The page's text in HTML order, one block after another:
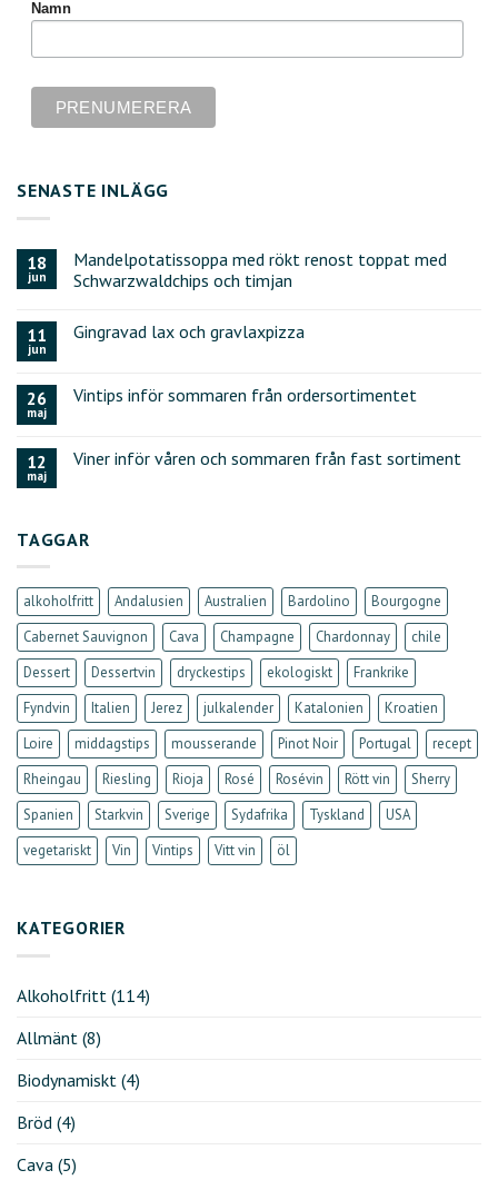
Namn
SENASTE INLÄGG
18
jun
Mandelpotatissoppa med rökt renost toppat med
Schwarzwaldchips och timjan
11
jun
Gingravad lax och gravlaxpizza
26
maj
Vintips inför sommaren från ordersortimentet
12
maj
Viner inför våren och sommaren från fast sortiment
TAGGAR
alkoholfritt Andalusien Australien Bardolino
Bourgogne
Cabernet Sauvignon
Cava Champagne Chardonnay
chile
Dessert
Dessertvin dryckestips ekologiskt
Frankrike
Fyndvin
Italien Jerez julkalender Katalonien
Kroatien
Loire
middagstips mousserande Pinot Noir Portugal
recept
Rheingau
Riesling Rioja Rosé Rosévin Rött vin
Sherry
Spanien
Starkvin Sverige Sydafrika Tyskland
USA
vegetariskt
Vin Vintips Vitt vin öl
KATEGORIER
Alkoholfritt (114)
Allmänt (8)
Biodynamiskt (4)
Bröd (4)
Cava (5)